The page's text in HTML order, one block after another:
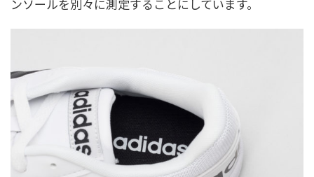
ンソールを別々に測定することにしています。